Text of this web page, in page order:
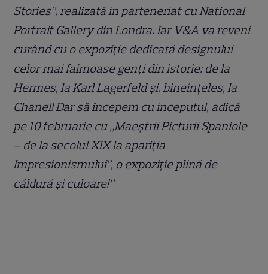
Stories”, realizată în parteneriat cu National
Portrait Gallery din Londra. Iar V&A va reveni
curând cu o expoziție dedicată designului
celor mai faimoase genți din istorie: de la
Hermes, la Karl Lagerfeld și, bineînțeles, la
Chanel! Dar să începem cu începutul, adică
pe 10 februarie cu „Maeștrii Picturii Spaniole
– de la secolul XIX la apariția
Impresionismului”, o expoziție plină de
căldură și culoare!”